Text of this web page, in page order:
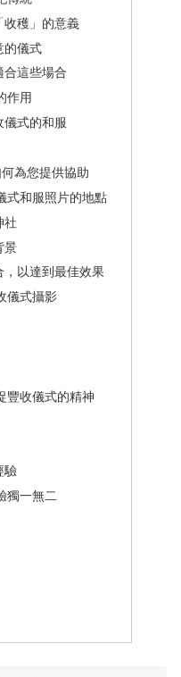
收穫」的意義
的儀式
合這些場合
作用
儀式的和服
為您提供協助
式和服照片的地點
社
景
以達到最佳效果
儀式攝影
豐收儀式的精神
驗
獨一無二